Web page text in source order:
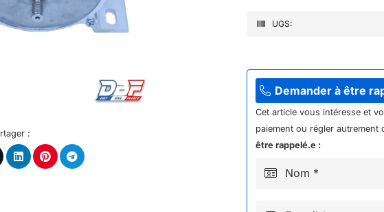
:
UGS:
Demander à être
Cet article vous intéresse et
paiement ou régler autrement
être rappelé.e :
Nom *